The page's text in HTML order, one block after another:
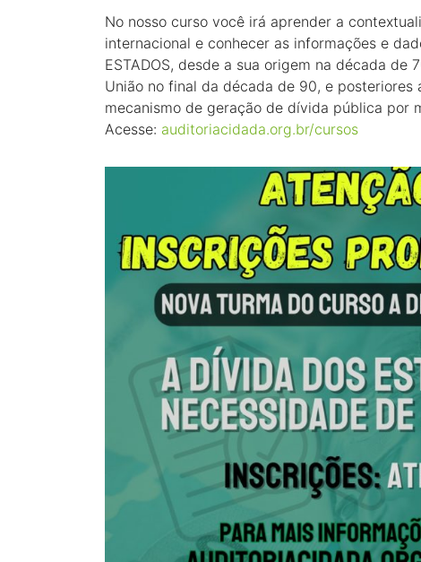
No nosso curso você irá aprender a
internacional e conhecer as informações e
ESTADOS, desde a sua origem na década
União no final da década de 90, e
mecanismo de geração de dívida pública por
Acesse: auditoriacidada.org.br/cursos